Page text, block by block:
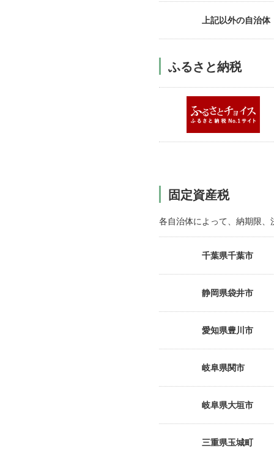
上記以外の自治
ふるさと納税
固定資産税
各自治体によって、納期限
千葉県千葉市
静岡県袋井市
愛知県豊川市
岐阜県関市
岐阜県大垣市
三重県玉城町